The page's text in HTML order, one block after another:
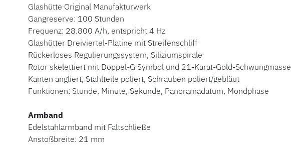
Glashütte Original Manufakturwerk
Gangreserve: 100 Stunden
Frequenz: 28.800 A/h, entspricht 4 Hz
Glashütter Dreiviertel-Platine mit Streifenschliff
Rückerloses Regulierungssystem, Siliziumspirale
Rotor skelettiert mit Doppel-G Symbol und 21-Karat-Gold-Schwungmasse
Kanten angliert, Stahlteile poliert, Schrauben poliert/gebläut
Funktionen: Stunde, Minute, Sekunde, Panoramadatum, Mondphase
Armband
Edelstahlarmband mit Faltschließe
Anstoßbreite: 21 mm